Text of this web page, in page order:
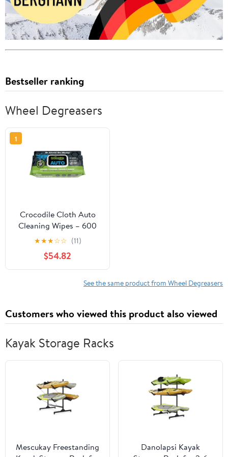
Bestseller ranking
Wheel Degreasers
1
Crocodile Cloth Auto
Cleaning Wipes – 600
Count (6 Packs of 100)
XL 15" x 10" Heavy-Duty
Car Wipes for Engine
Degreaser, Detailing,
Tires, Tools & DIY
★★★☆☆ (11)
$54.82
See the same product from Wheel Degreasers
Customers who viewed this product also viewed
Kayak Storage Racks
Mescukay Freestanding
Danolapsi Kayak